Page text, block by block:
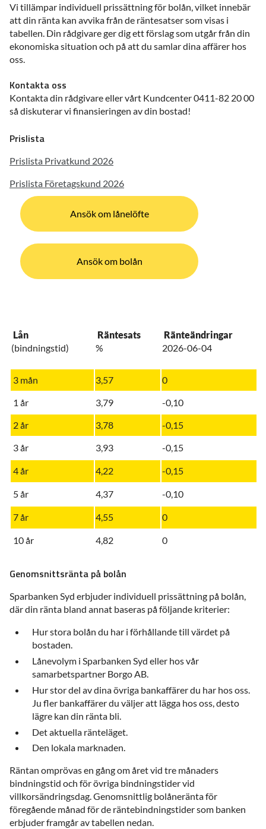
Vi tillämpar individuell prissättning för bolån, vilket innebär
att din ränta kan avvika från de räntesatser som visas i
tabellen. Din rådgivare ger dig ett förslag som utgår från din
ekonomiska situation och på att du samlar dina affärer hos
oss.
Kontakta oss
Kontakta din rådgivare eller vårt Kundcenter 0411-82 20 00
så diskuterar vi finansieringen av din bostad!
Prislista
Prislista Privatkund 2026
Prislista Företagskund 2026
Ansök om lånelöfte
Ansök om bolån
Lån
(bindningstid)
Räntesats
%
Ränteändringar
2026-06-04
3 mån 3,57
0
1 år
3,79
-0,10
2 år
3,78
-0,15
3 år
3,93 -0,15
4 år 4,22 -0,15
5 år 4,37 -0,10
7 år 4,55 0
10 år 4,82 0
Genomsnittsränta på bolån
Sparbanken Syd erbjuder individuell prissättning på bolån,
där din ränta bland annat baseras på följande kriterier:
Hur stora bolån du har i förhållande till värdet på
bostaden.
Lånevolym i Sparbanken Syd eller hos vår
samarbetspartner Borgo AB.
Hur stor del av dina övriga bankaffärer du har hos oss.
Ju fler bankaffärer du väljer att lägga hos oss, desto
lägre kan din ränta bli.
Det aktuella ränteläget.
Den lokala marknaden.
Räntan omprövas en gång om året vid tre månaders
bindningstid och för övriga bindningstider vid
villkorsändringsdag. Genomsnittlig bolåneränta för
föregående månad för de räntebindningstider som banken
erbjuder framgår av tabellen nedan.